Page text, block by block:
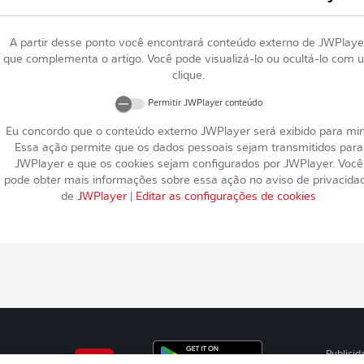
A partir desse ponto você encontrará conteúdo externo de
que complementa o artigo. Você pode visualizá-lo ou ocultá-lo com
clique.
Permitir JWPlayerconteúdo
Eu concordo que o conteúdo externo JWPlayerserá exibido para
Essa ação permite que os dados pessoais sejam transmitidos para
JWPlayere que os cookies sejam configurados por JWPlayer. Você
pode obter mais informações sobre essa ação no aviso de
de JWPlayer Editar as configurações de cookies